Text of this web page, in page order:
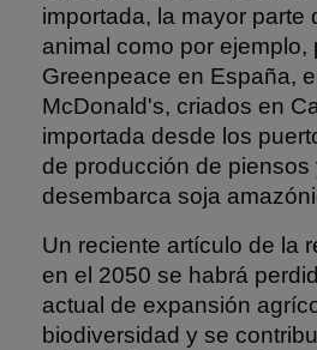
importada, la mayor parte
animal como por
Greenpeace en España,
McDonald's, criados en
importada desde los
de producción de
desembarca soja
Un reciente artículo de la
en el 2050 se habrá
actual de expansión
biodiversidad y se